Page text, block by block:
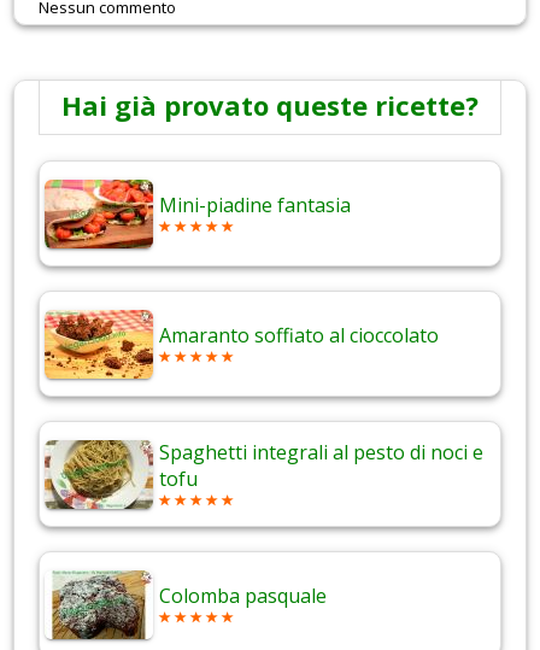
Nessun commento
Hai già provato queste ricette?
Mini-piadine fantasia
Amaranto soffiato al cioccolato
Spaghetti integrali al pesto di noci e
tofu
Colomba pasquale